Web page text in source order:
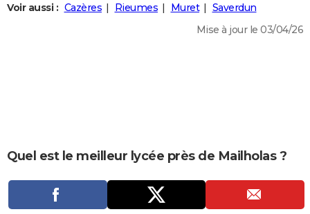
CARTE DE VOEUX
Carte de Noël
Carte Bonne année
Carte Saint-Valentin
Carte Pâques
Carte d'anniversaire
DICTIONNAIRE
Voir aussi : Cazères Rieumes Muret
Saverdun
Mise à jour le 03/04/26
Quel est le meilleur lycée près de Mailholas ?